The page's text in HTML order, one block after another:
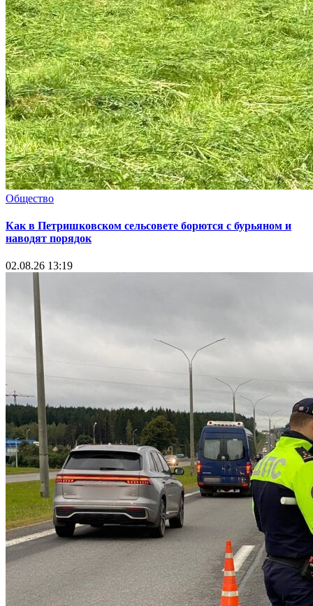
Общество
Как в Петришковском сельсовете борются с бурьяном и
наводят порядок
02.08.26 13:19